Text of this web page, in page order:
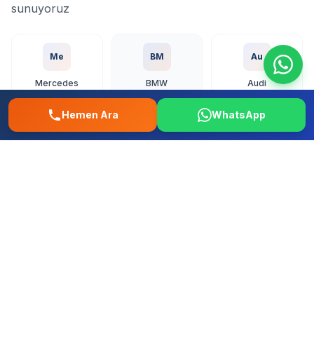
sunuyoruz
Me
Mercedes
BM
BMW
Au
Audi
Vo To Ho
Hemen Ara WhatsApp